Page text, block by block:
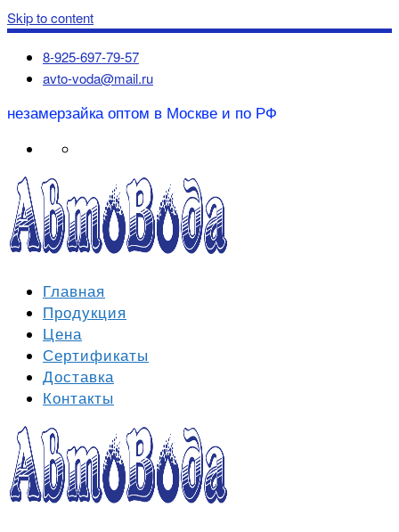
Skip to content
8-925-697-79-57
avto-voda@mail.ru
незамерзайка оптом в Москве и по РФ
Главная
Продукция
Цена
Сертификаты
Доставка
Контакты